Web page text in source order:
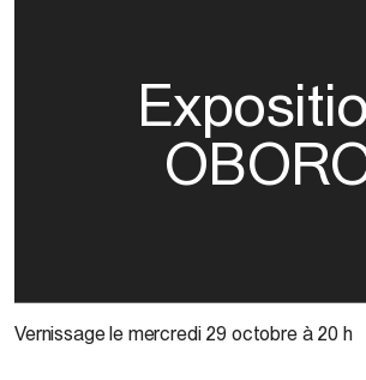
Vernissage le mercredi 29 octobre à 20 h